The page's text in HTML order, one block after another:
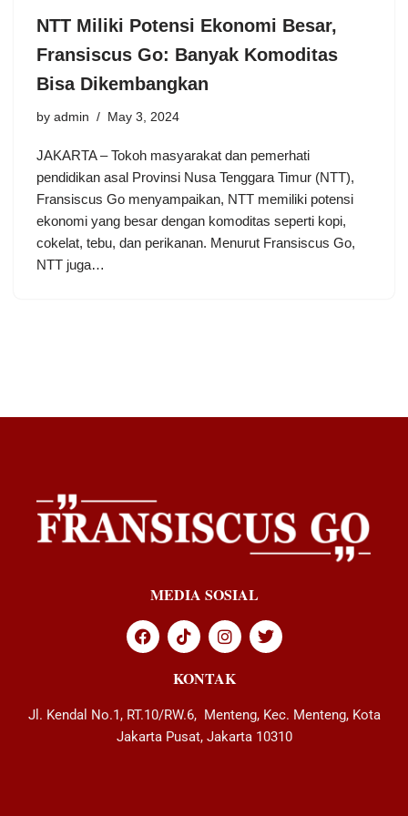
NTT Miliki Potensi Ekonomi Besar,
Fransiscus Go: Banyak Komoditas
Bisa Dikembangkan
by admin May 3, 2024
JAKARTA – Tokoh masyarakat dan pemerhati
pendidikan asal Provinsi Nusa Tenggara Timur (NTT),
Fransiscus Go menyampaikan, NTT memiliki potensi
ekonomi yang besar dengan komoditas seperti kopi,
cokelat, tebu, dan perikanan. Menurut Fransiscus Go,
NTT juga…
MEDIA SOSIAL
KONTAK
Jl. Kendal No.1, RT.10/RW.6, Menteng, Kec. Menteng, Kota
Jakarta Pusat, Jakarta 10310